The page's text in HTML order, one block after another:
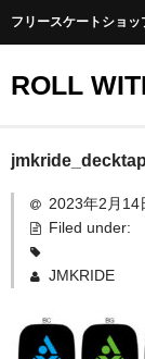
フリースケートショ
ROLL
お知らせ
ショップ会員
お買い物ガイド
お問い合わせ
2023年2月14
Filed under:
JMKRIDE